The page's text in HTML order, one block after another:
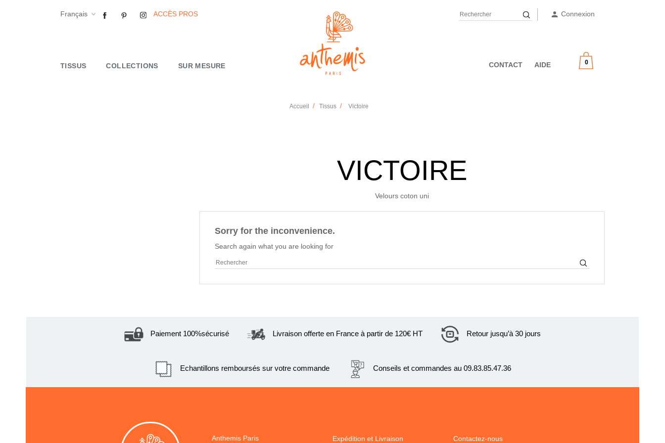
 Connexion
Français  FacebookPinterestInstagram
ACCÈS PROS
TISSUS COLLECTIONS SUR MESURE 0
CONTACT AIDE
Accueil Tissus Victoire
VICTOIRE
Velours coton uni
Sorry for the inconvenience.
Search again what you are looking for
Paiement 100%sécurisé Livraison offerte en France à partir de 120€ HT Retour jusqu’à 30 jours
Echantillons remboursés sur votre commande Conseils et commandes au 09.83.85.47.36
Anthemis Paris Expédition et Livraison Contactez-nous